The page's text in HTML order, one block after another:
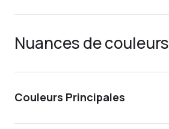
Nuances de couleurs
Couleurs Principales